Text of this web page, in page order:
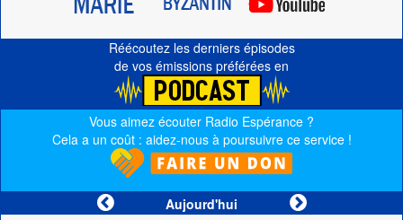
Réécoutez les derniers épisodes
de vos émissions préférées en
Vous aimez écouter Radio Espérance ?
Cela a un coût : aidez-nous à poursuivre ce service !
Aujourd'hui